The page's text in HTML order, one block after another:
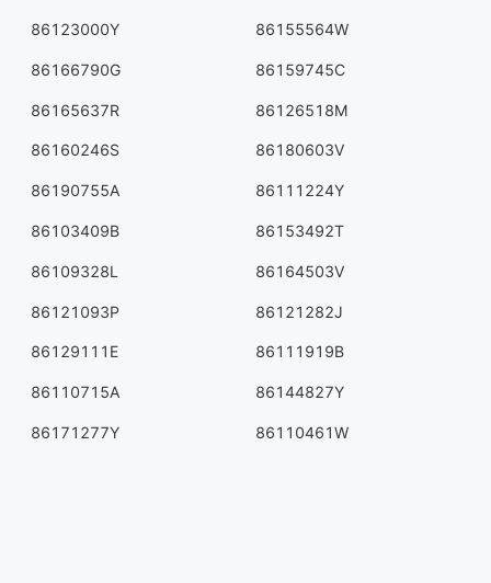
86123000Y 86155564W
86166790G 86159745C
86165637R 86126518M
86160246S 86180603V
86190755A 86111224Y
86103409B 86153492T
86109328L 86164503V
86121093P 86121282J
86129111E 86111919B
86110715A 86144827Y
86171277Y 86110461W